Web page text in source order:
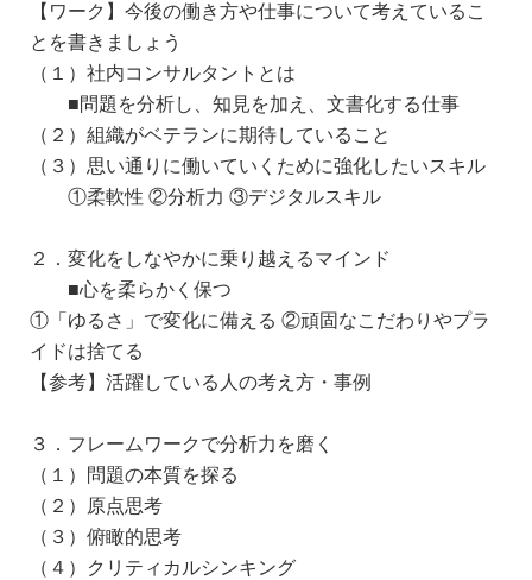
【ワーク】今後の働き方や仕事について考えているこ
とを書きましょう
（１）社内コンサルタントとは
■問題を分析し、知見を加え、文書化する仕事
（２）組織がベテランに期待していること
（３）思い通りに働いていくために強化したいスキル
①柔軟性 ②分析力 ③デジタルスキル
２．変化をしなやかに乗り越えるマインド
■心を柔らかく保つ
①「ゆるさ」で変化に備える ②頑固なこだわりやプラ
イドは捨てる
【参考】活躍している人の考え方・事例
３．フレームワークで分析力を磨く
（１）問題の本質を探る
（２）原点思考
（３）俯瞰的思考
（４）クリティカルシンキング